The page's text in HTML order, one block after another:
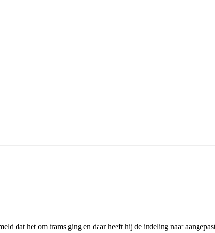
dat het om trams ging en daar heeft hij de indeling naar